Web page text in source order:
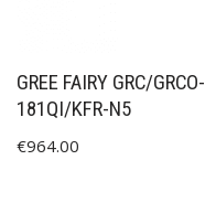
GREE FAIRY GRC/GRCO-
181QI/KFR-N5
€964.00